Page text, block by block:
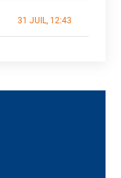
31 JUIL, 12:43